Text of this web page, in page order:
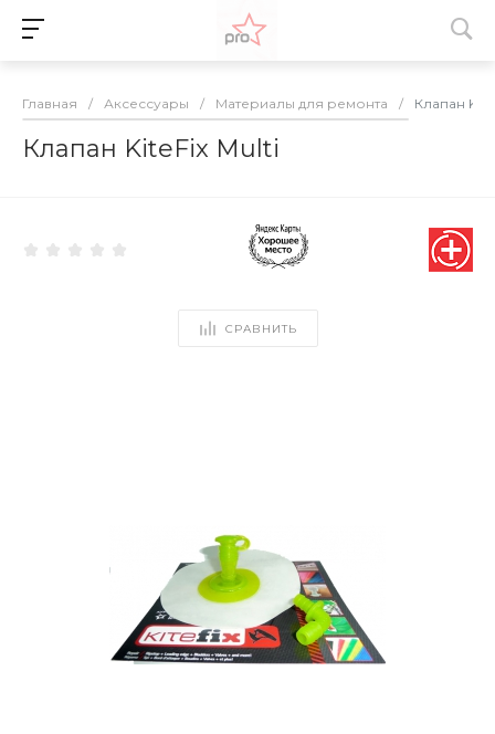
Главная / Аксессуары / Материалы для ремонта / Клапан
Клапан KiteFix Multi
СРАВНИТЬ